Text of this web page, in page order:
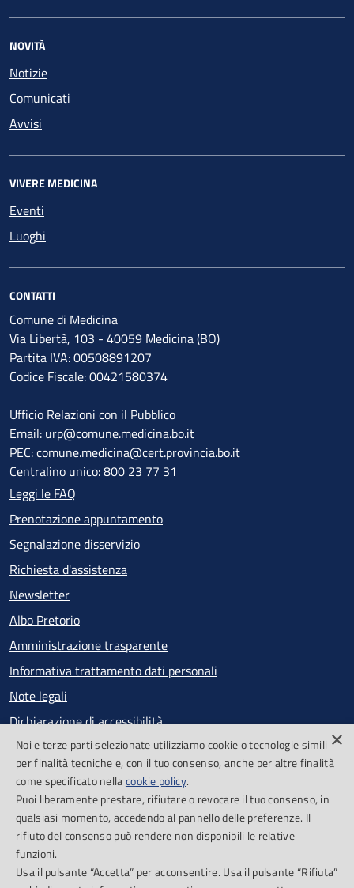
NOVITÀ
Notizie
Comunicati
Avvisi
VIVERE MEDICINA
Eventi
Luoghi
CONTATTI
Comune di Medicina
Via Libertà, 103 - 40059 Medicina (BO)
Partita IVA: 00508891207
Codice Fiscale: 00421580374
Ufficio Relazioni con il Pubblico
Email: urp@comune.medicina.bo.it
PEC: comune.medicina@cert.provincia.bo.it
Centralino unico: 800 23 77 31
Leggi le FAQ
Prenotazione appuntamento
Segnalazione disservizio
Richiesta d'assistenza
Newsletter
Albo Pretorio
Amministrazione trasparente
Informativa trattamento dati personali
Note legali
Dichiarazione di accessibilità
Obiettivi di accessibilità
Segnalazioni accessibilità
SEGUICI SU
Facebook
×
Noi e terze parti selezionate utilizziamo cookie o tecnologie simili
per finalità tecniche e, con il tuo consenso, anche per altre finalità
come specificato nellacookie policy.
Puoi liberamente prestare, rifiutare o revocare il tuo consenso, in
qualsiasi momento, accedendo al pannello delle preferenze. Il
rifiuto del consenso può rendere non disponibili le relative
funzioni.
Usa il pulsante “Accetta” per acconsentire. Usa il pulsante “Rifiuta”